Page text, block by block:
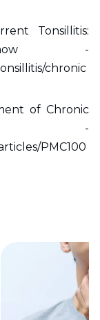
Tonsillitis:
-
chronic
of Chronic
-
PMC100